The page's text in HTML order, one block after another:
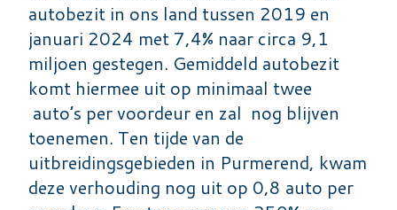
autobezit in ons land tussen 2019 en
januari 2024 met 7,4% naar circa 9,1
miljoen gestegen. Gemiddeld autobezit
komt hiermee uit op minimaal twee
auto’s per voordeur en zal nog blijven
toenemen. Ten tijde van de
uitbreidingsgebieden in Purmerend, kwam
deze verhouding nog uit op 0,8 auto per